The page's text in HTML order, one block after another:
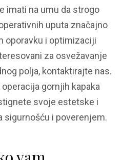
imati na umu da strogo
uputa značajno
oporavku i optimizaciji
za osvežavanje
polja, kontaktirajte nas.
gornjih kapaka
svoje estetske i
sigurnošću i poverenjem.